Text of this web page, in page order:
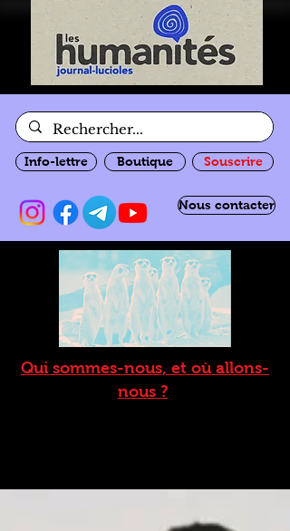
Info-lettre Boutique Souscrire
Nous contacter
Qui sommes-nous, et où allons-
nous ?